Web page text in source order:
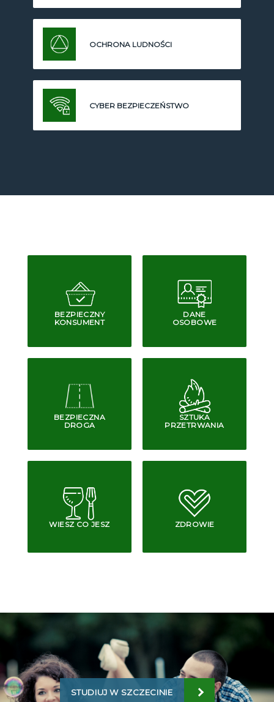
OCHRONA LUDNOŚCI
CYBER BEZPIECZEŃSTWO
BEZPIECZNY
KONSUMENT
DANE
OSOBOWE
BEZPIECZNA
DROGA
SZTUKA
PRZETRWANIA
WIESZ CO JESZ ZDROWIE
STUDIUJ W SZCZECINIE